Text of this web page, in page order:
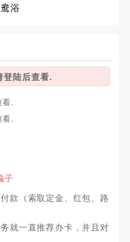
浴
登陆后查看.
看.
看.
子
款（索取定金、红包、路
就一直推荐办卡，并且对